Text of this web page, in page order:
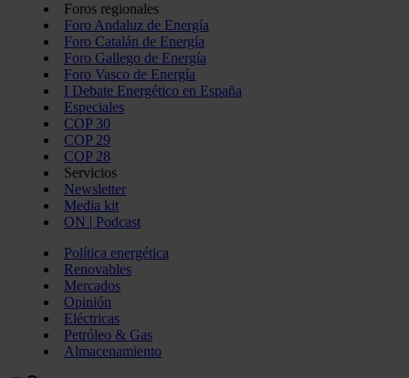
Foros regionales
Foro Andaluz de Energía
Foro Catalán de Energía
Foro Gallego de Energía
Foro Vasco de Energía
I Debate Energético en España
Especiales
COP 30
COP 29
COP 28
Servicios
Newsletter
Media kit
ON | Podcast
Política energética
Renovables
Mercados
Opinión
Eléctricas
Petróleo & Gas
Almacenamiento